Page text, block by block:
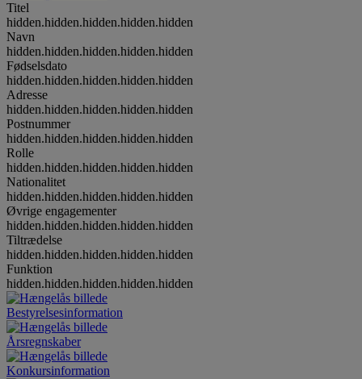
Titel
hidden.hidden.hidden.hidden.hidden
Navn
hidden.hidden.hidden.hidden.hidden
Fødselsdato
hidden.hidden.hidden.hidden.hidden
Adresse
hidden.hidden.hidden.hidden.hidden
Postnummer
hidden.hidden.hidden.hidden.hidden
Rolle
hidden.hidden.hidden.hidden.hidden
Nationalitet
hidden.hidden.hidden.hidden.hidden
Øvrige engagementer
hidden.hidden.hidden.hidden.hidden
Tiltrædelse
hidden.hidden.hidden.hidden.hidden
Funktion
hidden.hidden.hidden.hidden.hidden
Bestyrelsesinformation
Årsregnskaber
Konkursinformation